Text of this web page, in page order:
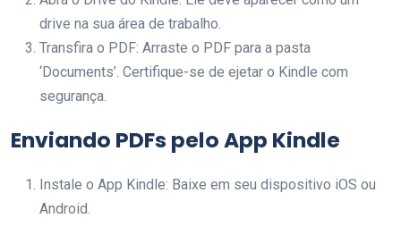
drive na sua área de trabalho.
Transfira o PDF: Arraste o PDF para a pasta
‘Documents’. Certifique-se de ejetar o Kindle com
segurança.
Enviando PDFs pelo App Kindle
Instale o App Kindle: Baixe em seu dispositivo iOS ou
Android.